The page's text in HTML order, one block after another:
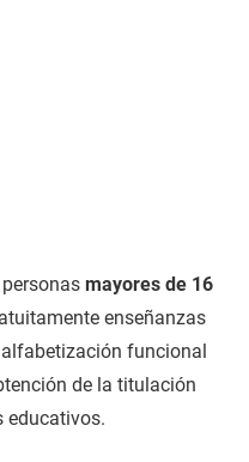
mayores de 16
enseñanzas
funcional
de la titulación
educativos.